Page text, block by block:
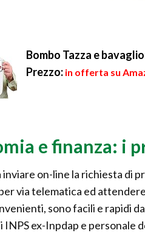
Bombo Tazza e
Prezzo: in offerta su
e finanza: i
inviare on-line la richiesta di
via telematica ed
sono facili e rapidi
INPS ex-Inpdap e personale